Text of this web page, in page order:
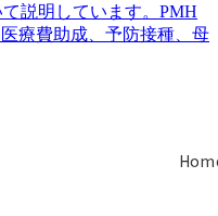
説明しています。PMH
療費助成、予防接種、母